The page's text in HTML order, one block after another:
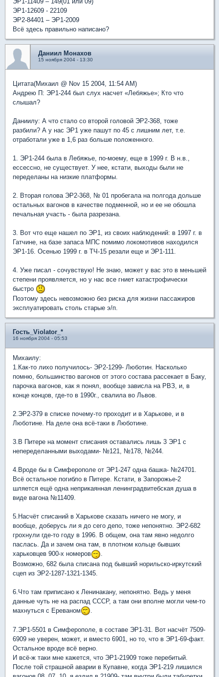
ЭР1-12609 - 22109
ЭР2-84401 – ЭР1-2009
Всё здесь правильно написано?
Даниил Монахов
15 ноября 2004 - 13:30
Цитата(Михаил @ Nov 15 2004, 11:54 AM)
Андрею П: ЭР1-244 был слух насчет «Лебяжье»; Кто что
слышал?
Даниилу: А что стало со второй головой ЭР2-368, тоже
разбили? А у нас ЭР1 уже пашут по 45 с лишним лет, т.е.
отработали уже в 1,6 раз больше положенного.
1. ЭР1-244 была в Лебяжье, по-моему, еще в 1999 г. В н.в.,
ессессно, не существует. У нее, кстати, выходы были не
переделаны на низкие платформы.
2. Вторая голова ЭР2-368, № 01 пробегала на полгода дольше
остальных вагонов в качестве подменной, но и ее не обошла
печальная участь - была разрезана.
3. Вот что еще нашел по ЭР1, из своих наблюдений: в 1997 г. в
Гатчине, на базе запаса МПС помимо локомотивов находился
ЭР1-16. Осенью 1999 г. в ТЧ-15 резали еще и ЭР1-111.
4. Уже писал - сочувствую! Не знаю, может у вас это в меньшей
степени проявляется, но у нас все гниет катастрофически
быстро
Поэтому здесь невозможно без риска для жизни пассажиров
эксплуатировать столь старые э/п.
Гость_Violator_*
16 ноября 2004 - 05:53
Михаилу:
1.Как-то лихо получилось- ЭР2-1299- Люботин. Насколько
помню, большинство вагонов от этого состава рассекает в Баку,
парочка вагонов, как я понял, вообще зависла на РВЗ, и, в
конце концов, где-то в 1990г., свалила во Львов.
2.ЭР2-379 в списке почему-то проходит и в Харькове, и в
Люботине. На деле она всё-таки в Люботине.
3.В Питере на момент списания оставались лишь 3 ЭР1 с
непеределанными выходами- №121, №178, №244.
4.Вроде бы в Симферополе от ЭР1-247 одна башка- №24701.
Всё остальное погибло в Питере. Кстати, в Запорожье-2
шляется ещё одна неприкаянная ленинградвитебская душа в
виде вагона №11409.
5.Насчёт списаний в Харькове сказать ничего не могу, и
вообще, доберусь ли я до сего депо, тоже непонятно. ЭР2-682
грохнули где-то году в 1996. В общем, она там явно недолго
паслась. Да и зачем она там, в плотном кольце бывших
харьковцев 900-х номеров
.
Возможно, 682 была списана под бывший норильско-иркутский
сцеп из ЭР2-1287-1321-1345.
6.Что там приписано к Ленинакану, непонятно. Ведь у меня
данные чуть не на распад СССР, а там они вполне могли чем-то
махнуться с Ереваном
7.ЭР1-5501 в Симферополе, в составе ЭР1-31. Вот насчёт 7509-
6909 не уверен, может, и вместо 6901, но то, что в ЭР1-69-факт.
Остальное вроде всё верно.
И всё-ж таки мне кажется, что ЭР1-21909 тоже перебитый.
После той страшной аварии в Купавне, когда ЭР1-219 лишился